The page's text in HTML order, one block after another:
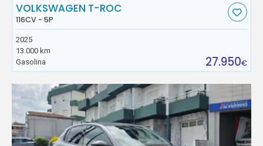
VOLKSWAGEN T-ROC
116CV - 5P
2025
13.000 km
Gasolina
27.950€